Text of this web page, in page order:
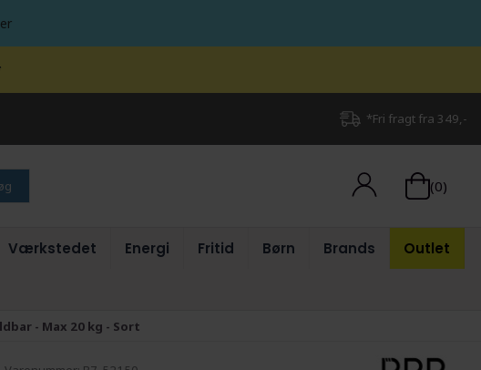
*Fri fragt fra 349,-
(0)
Værkstedet Energi Fritid Børn Brands Outlet
- Max 20 kg - Sort